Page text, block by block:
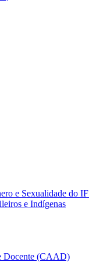
e Sexualidade do
e Indígenas
Docente (CAAD)